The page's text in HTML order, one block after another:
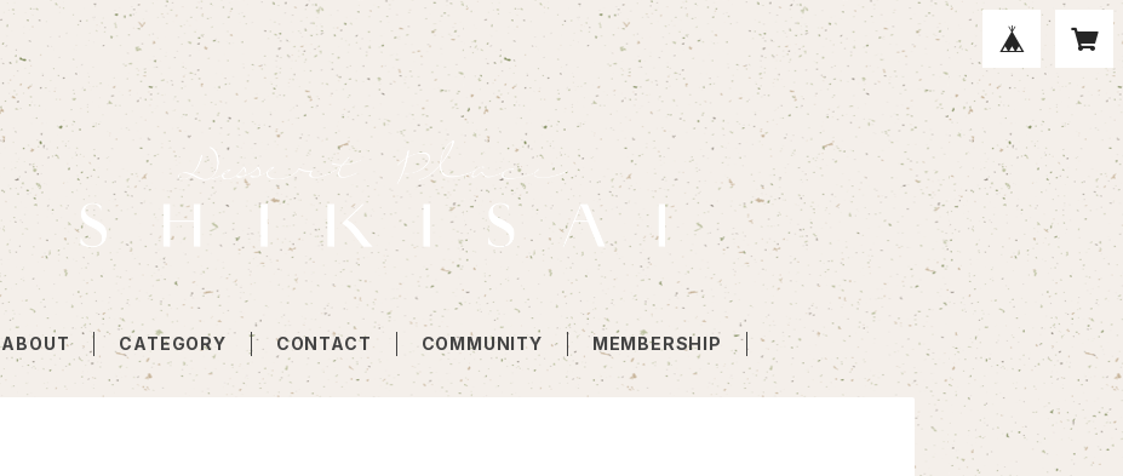
ABOUT CATEGORY CONTACT COMMUNITY MEMBERSHIP